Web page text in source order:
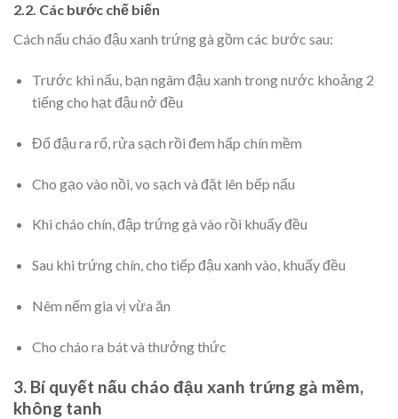
2.2. Các bước chế biến
Cách nấu cháo đậu xanh trứng gà gồm các bước sau:
Trước khi nấu, bạn ngâm đậu xanh trong nước khoảng 2
tiếng cho hạt đậu nở đều
Đổ đậu ra rổ, rửa sạch rồi đem hấp chín mềm
Cho gạo vào nồi, vo sạch và đặt lên bếp nấu
Khi cháo chín, đập trứng gà vào rồi khuấy đều
Sau khi trứng chín, cho tiếp đậu xanh vào, khuấy đều
Nêm nếm gia vị vừa ăn
Cho cháo ra bát và thưởng thức
3. Bí quyết nấu cháo đậu xanh trứng gà mềm,
không tanh